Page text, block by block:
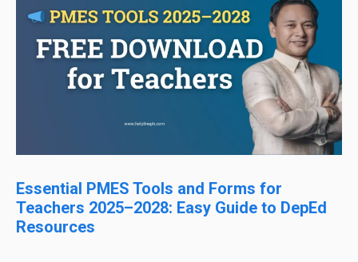
Essential PMES Tools and Forms for
Teachers 2025–2028: Easy Guide to DepEd
Resources